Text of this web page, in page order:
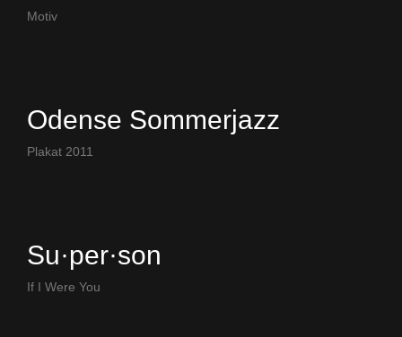
Motiv
Odense Sommerjazz
Plakat 2011
Su·per·son
If I Were You